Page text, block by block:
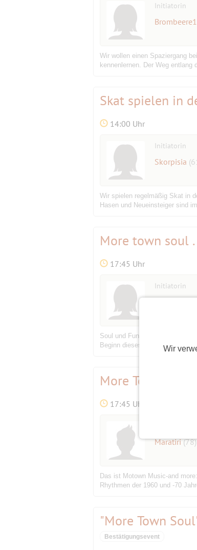
Wir
Initiatorin
Brombeere1
Wir wollen einen Spaziergang
kennenlernen. Der Weg entlang
Skat spielen in
14:00 Uhr
Initiatorin
Skorpisia
Wir spielen regelmäßig Skat in
Hasen und Neueinsteiger sind
More town soul
17:45 Uhr
Initiatorin
Soul und Funk aus den 1960er
Beginn dieses Jahrtausends
More Town
17:45 Uhr
Maratiri (78)
Das ist Motown Music-and
Rhythmen der 1960 und -70
"More Town
Bestätigungsevent